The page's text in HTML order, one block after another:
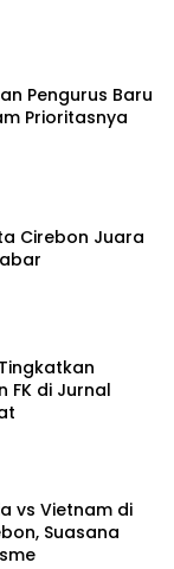
Pengurus Baru
Prioritasnya
Cirebon Juara
FK di Jurnal
vs Vietnam di
Suasana